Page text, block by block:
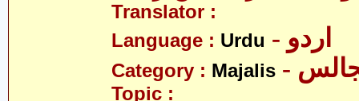
Translator :
Language : Urdu - اردو
Category : Majalis
Topic :